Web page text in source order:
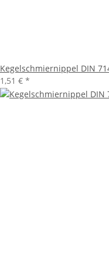
Kegelschmiernippel DIN
1,51 € *